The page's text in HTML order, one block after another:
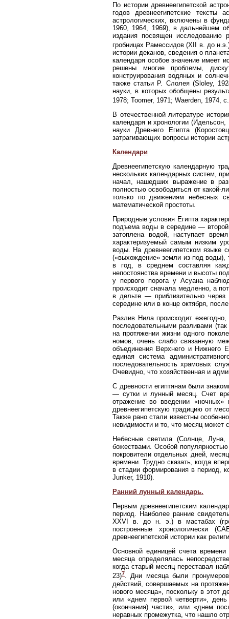
По истории древнеегипетской
годов древнеегипетские тексты
астрологических, включены в
1960, 1964, 1969), в дальнейшем
издания посвящен исследованию
гробницах Рамессидов (XII в. до
истории деканов, сведения о
календаря особое значение имеет
решены многие проблемы,
конструирования водяных и
также статьи Р. Слолея (Sloley,
науки, в которых обобщены
1978; Toomer, 1971; Waerden, 1974,
В отечественной литературе
календаря и хронологии
науки Древнего Египта
затрагивающих вопросы истории
Календари
Древнеегипетскую календарную
нескольких календарных систем,
начал, нашедших выражение в
полностью освободиться от какой-
только по движениям небесных
математической простоты.
Природные условия Египта
подъема воды в середине — второй
затоплена водой, наступает
характеризуемый самым низким
воды. На древнеегипетском языке
(«выхождение» земли из-под
в год, в среднем составляя
непостоянства времени и высоты
у первого порога у Асуана
происходит сначала медленно, а
в дельте — приблизительно
середине или в конце октября,
Разлив Нила происходит
последовательными разливами
на протяжении жизни одного
номов, очень слабо связанную
объединения Верхнего и Нижнего
единая система
последовательность храмовых
Очевидно, что хозяйственная и
С древности египтянам были
— сутки и лунный месяц. Счет
отражение во введении
древнеегипетскую традицию от
Также рано стали известны
невидимости и то, что месяц может
Небесные светила (Солнце, Луна,
божествами. Особой
покровители отдельных дней,
времени. Трудно сказать, когда
в стадии формирования в период,
Junker, 1910).
Ранний лунный календарь.
Первым древнеегипетским
период. Наиболее ранние
XXVI в. до н. э.) в мастабах
построенные хронологически
древнеегипетской истории как
Основной единицей счета
месяца определялась
когда старый месяц переставал
23)7. Дни месяца были
действий, совершаемых на
нового месяца», поскольку в этот
или «днем первой четверти»,
(окончания) части», или «днем
неравных промежутка, что нашло